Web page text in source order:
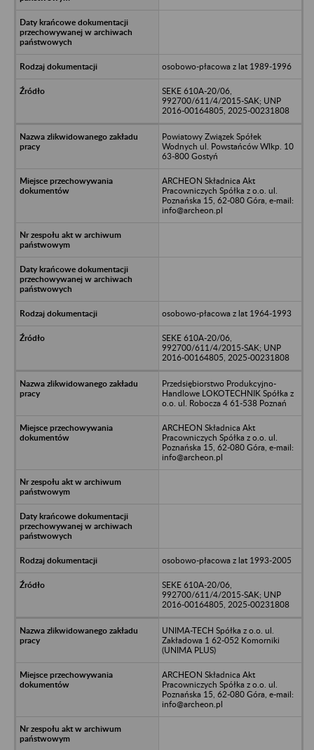
osobowo-płacowa z lat 1989-1996
SEKE 610A-20/06,
992700/611/4/2015-SAK; UNP
2016-00164805, 2025-00231808
Powiatowy Związek Spółek
Wodnych ul. Powstańców Wlkp. 10
63-800 Gostyń
ARCHEON Składnica Akt
Pracowniczych Spółka z o.o. ul.
Poznańska 15, 62-080 Góra, e-mail:
info@archeon.pl
osobowo-płacowa z lat 1964-1993
SEKE 610A-20/06,
992700/611/4/2015-SAK; UNP
2016-00164805, 2025-00231808
Przedsiębiorstwo Produkcyjno-
Handlowe LOKOTECHNIK Spółka z
o.o. ul. Robocza 4 61-538 Poznań
ARCHEON Składnica Akt
Pracowniczych Spółka z o.o. ul.
Poznańska 15, 62-080 Góra, e-mail:
info@archeon.pl
osobowo-płacowa z lat 1993-2005
SEKE 610A-20/06,
992700/611/4/2015-SAK; UNP
2016-00164805, 2025-00231808
UNIMA-TECH Spółka z o.o. ul.
Zakładowa 1 62-052 Komorniki
(UNIMA PLUS)
ARCHEON Składnica Akt
Pracowniczych Spółka z o.o. ul.
Poznańska 15, 62-080 Góra, e-mail:
info@archeon.pl